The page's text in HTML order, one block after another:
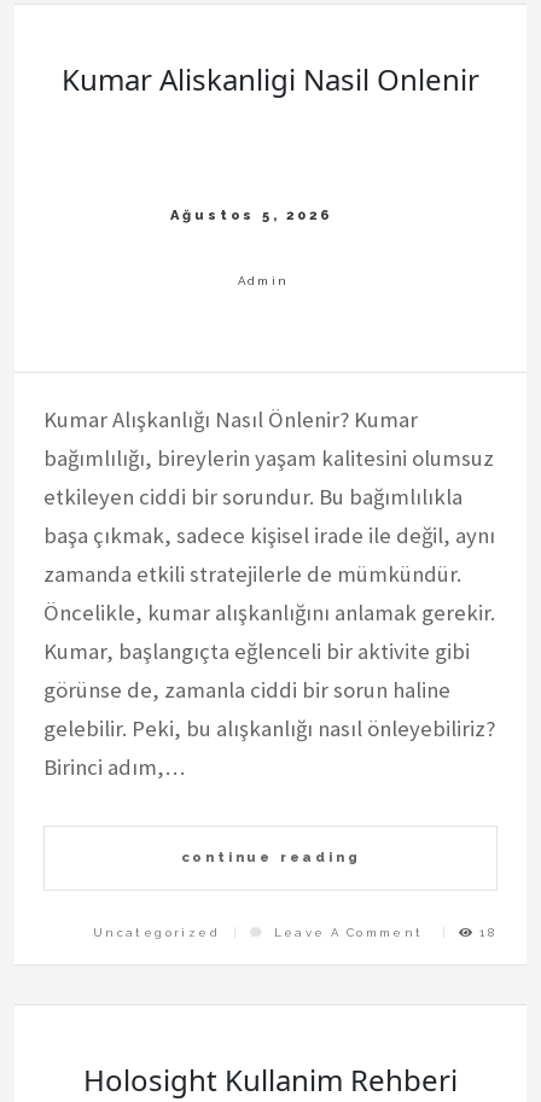
Kumar Aliskanligi Nasil Onlenir
Kumar Alışkanlığı Nasıl Önlenir? Kumar
bağımlılığı, bireylerin yaşam kalitesini olumsuz
etkileyen ciddi bir sorundur. Bu bağımlılıkla
başa çıkmak, sadece kişisel irade ile değil, aynı
zamanda etkili stratejilerle de mümkündür.
Öncelikle, kumar alışkanlığını anlamak gerekir.
Kumar, başlangıçta eğlenceli bir aktivite gibi
görünse de, zamanla ciddi bir sorun haline
gelebilir. Peki, bu alışkanlığı nasıl önleyebiliriz?
Birinci adım,…
continue reading
Uncategorized Leave A Comment
On
Kumar
Nasil
18
Holosight Kullanim Rehberi